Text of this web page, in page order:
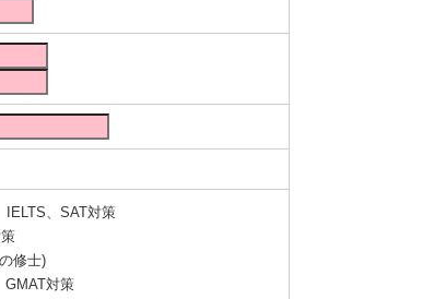
IELTS、SAT対策
修士)
GMAT対策